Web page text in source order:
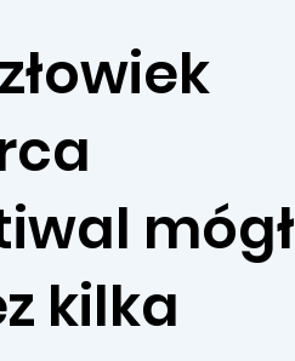
mógł
kilka